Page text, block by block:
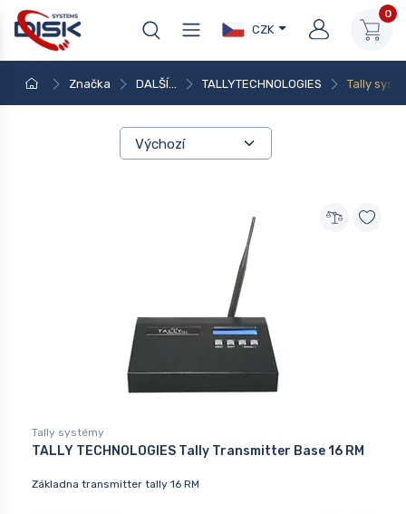
CZK
0
Značka DALŠÍ... TALLYTECHNOLOGIES Tally
Tally systémy
TALLY TECHNOLOGIES Tally Transmitter Base 16 RM
Základna transmitter tally 16 RM